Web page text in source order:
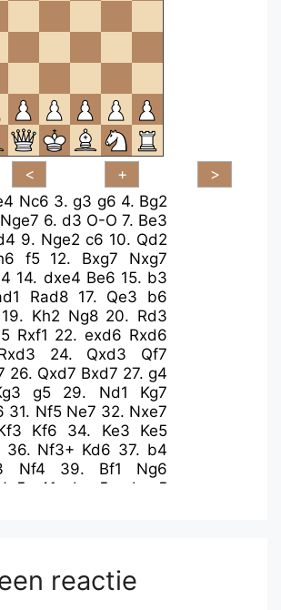
Nc6 3.g3 g6 4. Bg2
Nge7 6. d3 O-O 7. Be3
9. Nge2 c6 10. Qd2
f5 12. Bxg7
Nxg7
14. dxe4 Be6 15. b3
Rad8 17. Qe3
b6
19. Kh2 Ng8 20. Rd3
Rxf1 22.exd6 Rxd6
24. Qxd3
Qf7
26. Qxd7 Bxd7 27. g4
g5 29. Nd1
Kg7
31. Nf5 Ne7 32. Nxe7
Kf6 34. Ke3
Ke5
36. Nf3+ Kd6 37. b4
Nf4 39. Bf1
Ng6
41. bxc5+
bxc5
reactie